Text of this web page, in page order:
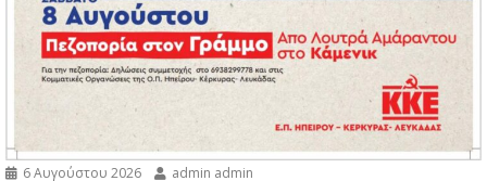
6 Αυγούστου 2026 admin admin